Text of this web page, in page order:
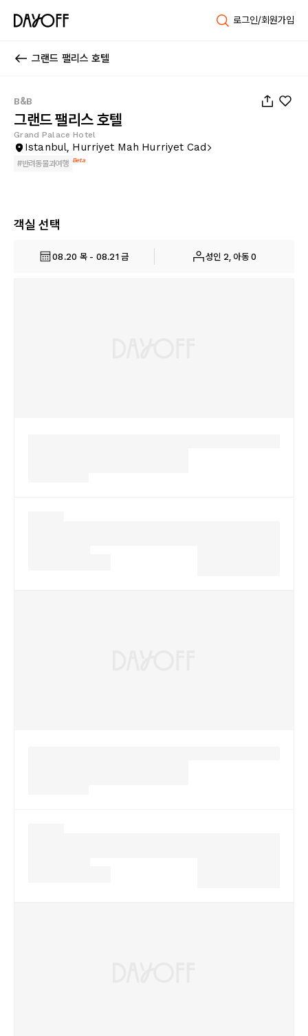
로그인/회원가입
그랜드 팰리스 호텔
B&B
그랜드 팰리스 호텔
Grand Palace Hotel
Istanbul, Hurriyet Mah Hurriyet Cad
#반려동물과여행 Beta
객실 선택
08.20 목 - 08.21 금 성인 2, 아동 0